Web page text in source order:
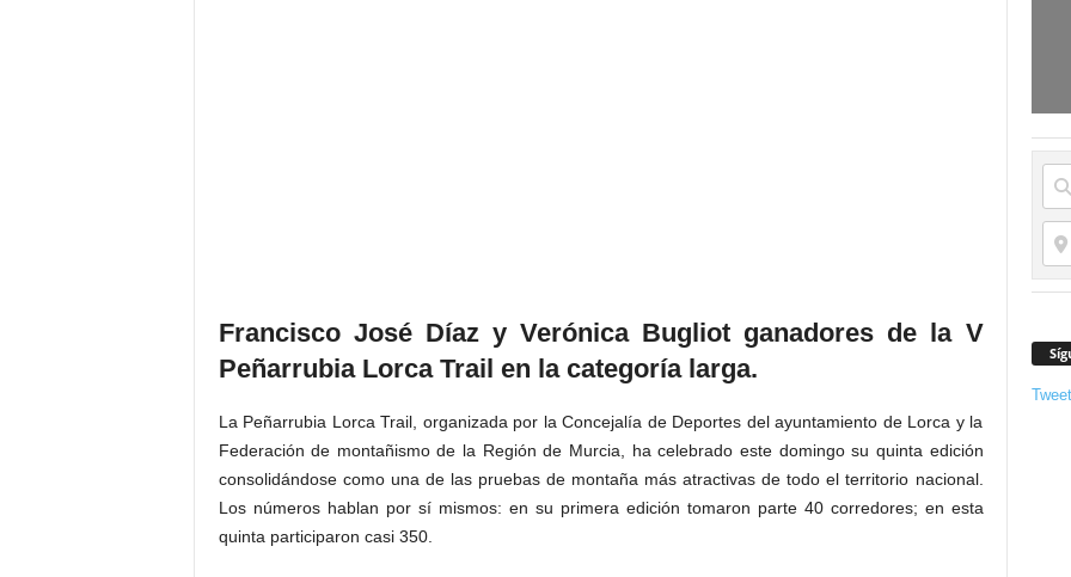
Francisco José Díaz y Verónica Bugliot ganadores de la V
Peñarrubia Lorca Trail en la categoría larga.
La Peñarrubia Lorca Trail, organizada por la Concejalía de Deportes del ayuntamiento de Lorca y la
Federación de montañismo de la Región de Murcia, ha celebrado este domingo su quinta edición
consolidándose como una de las pruebas de montaña más atractivas de todo el territorio nacional.
Los números hablan por sí mismos: en su primera edición tomaron parte 40 corredores; en esta
quinta participaron casi 350.